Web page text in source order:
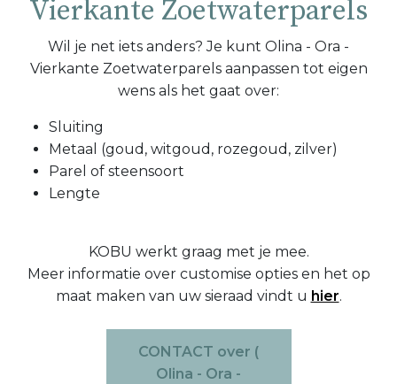
Vierkante Zoetwaterparels
Wil je net iets anders? Je kunt Olina - Ora -
Vierkante Zoetwaterparels aanpassen tot eigen
wens als het gaat over:
Sluiting
Metaal (goud, witgoud, rozegoud, zilver)
Parel of steensoort
Lengte
KOBU werkt graag met je mee.
Meer informatie over customise opties en het op
maat maken van uw sieraad vindt u hier.
CONTACT over (
Olina - Ora -